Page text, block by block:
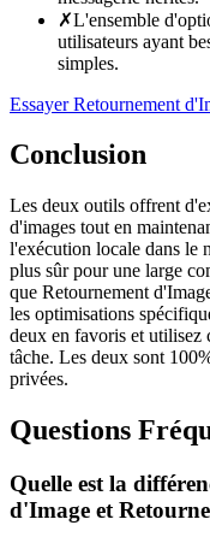
✗L'ensemble
utilisateurs ayant
simples.
Essayer Retournement
Conclusion
Les deux outils offrent
d'images tout en
l'exécution locale dans le
plus sûr pour une large
que Retournement
les optimisations
deux en favoris et utilisez
tâche. Les deux sont
privées.
Questions
Quelle est la
d'Image et